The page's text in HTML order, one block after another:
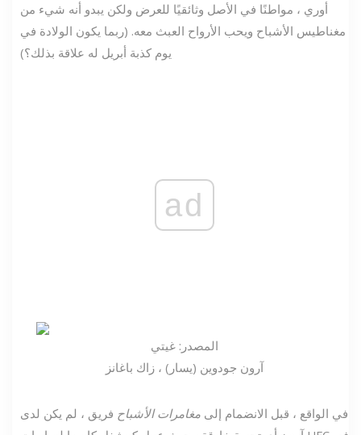
أوري ، مواطنًا في الأصل وثائقيًا للعرض ولكن يبدو أنه شيء من
مغناطيس الأشباح ويحب الأرواح العبث معه. (ربما يكون الولادة في
يوم كذبة أبريل له علاقة بذلك؟)
ad
المصدر: غيتي
آرون جودوين (يسار) ، زاك باغانز
في الواقع ، قبل الانضمام إلى مغامرات الأشباح فريق ، لم يكن لدى